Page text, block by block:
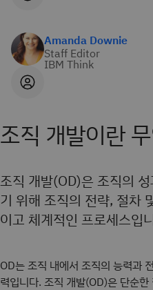
Amanda Downie
Staff Editor
IBM Think
조직 개발이란
조직 개발(OD)은 조직의
기 위해 조직의 전략, 절차
이고 체계적인 프로세스입
OD는 조직 내에서 조직의 능력과
력입니다. 조직 개발(OD)은 단순